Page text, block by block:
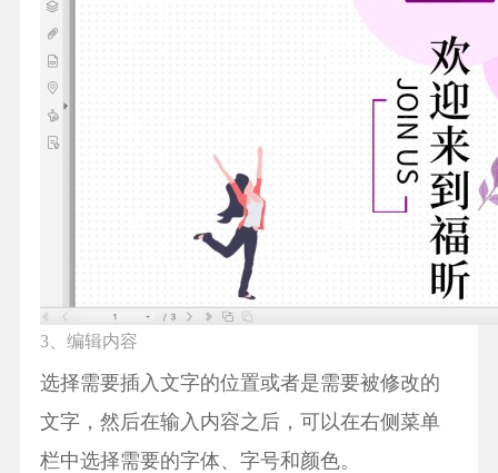
3、编辑内容
选择需要插入文字的位置或者是需要被修改的
文字，然后在输入内容之后，可以在右侧菜单
栏中选择需要的字体、字号和颜色。